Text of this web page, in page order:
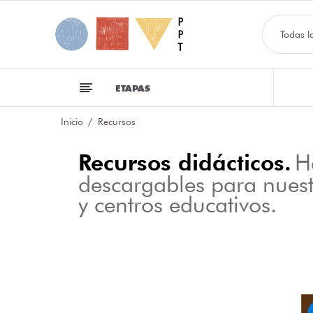
Todas
ETAPAS
Inicio Recursos
Recursos didácticos.
descargables para
y centros educativos.